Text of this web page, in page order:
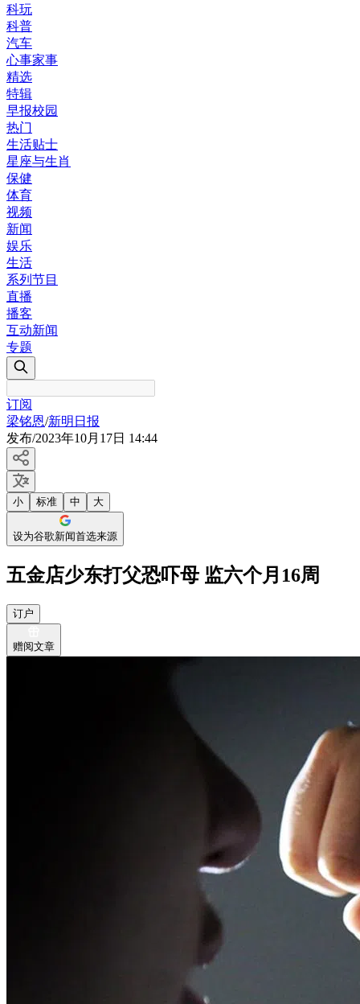
科玩
科普
汽车
心事家事
精选
特辑
早报校园
热门
生活贴士
星座与生肖
保健
体育
视频
新闻
娱乐
生活
系列节目
直播
播客
互动新闻
专题
订阅
梁铭恩/新明日报
发布/2023年10月17日 14:44
小 标准 中 大
设为谷歌新闻首选来源
五金店少东打父恐吓母 监六个月16周
订户
赠阅文章